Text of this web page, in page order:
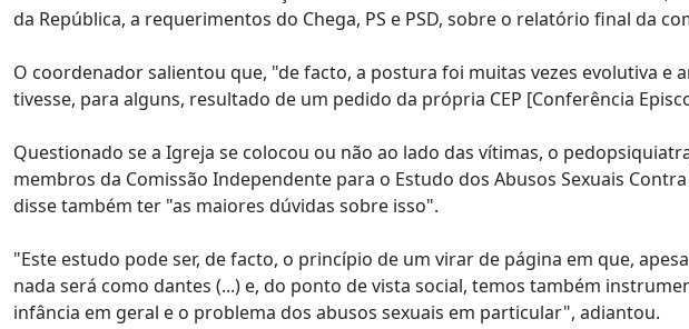
da República, a requerimentos do Chega, PS e PSD, sobre o relatório final da
O coordenador salientou que, "de facto, a postura foi muitas vezes evolutiva e
tivesse, para alguns, resultado de um pedido da própria CEP [Conferência
Questionado se a Igreja se colocou ou não ao lado das vítimas, o
membros da Comissão Independente para o Estudo dos Abusos Sexuais
disse também ter "as maiores dúvidas sobre isso".
"Este estudo pode ser, de facto, o princípio de um virar de página em que,
nada será como dantes (...) e, do ponto de vista social, temos também
infância em geral e o problema dos abusos sexuais em particular", adiantou.